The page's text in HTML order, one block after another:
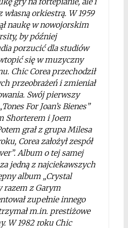
własną orkiestrą. W 1959
naukę w nowojorskim
by później
porzucić dla studiów
się w muzyczny
Chic Corea przechodził
przeobrażeń i zmieniał
Swój pierwszy
For Joan’s Bienes”
Shorterem i Joem
grał z grupa Milesa
Corea założył zespół
Album o tej samej
jedną z najciekawszych
album „Crystal
razem z Garym
zupełnie innego
m.in. prestiżowe
W 1982 roku Chic